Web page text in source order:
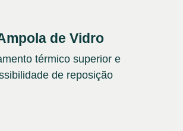
de Vidro
térmico superior e
de reposição